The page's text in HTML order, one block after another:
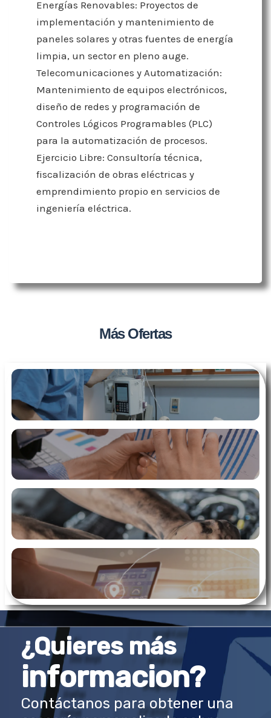
Energías Renovables: Proyectos de
implementación y mantenimiento de
paneles solares y otras fuentes de energía
limpia, un sector en pleno auge.
Telecomunicaciones y Automatización:
Mantenimiento de equipos electrónicos,
diseño de redes y programación de
Controles Lógicos Programables (PLC)
para la automatización de procesos.
Ejercicio Libre: Consultoría técnica,
fiscalización de obras eléctricas y
emprendimiento propio en servicios de
ingeniería eléctrica.
Más Ofertas
¿Quieres más
informacion?
Contáctanos para obtener una